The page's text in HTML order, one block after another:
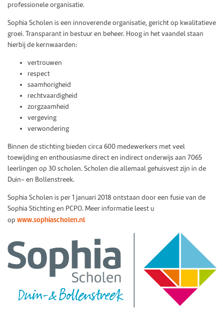
professionele organisatie.
Sophia Scholen is een innoverende organisatie, gericht op kwalitatieve
groei. Transparant in bestuur en beheer. Hoog in het vaandel staan
hierbij de kernwaarden:
vertrouwen
respect
saamhorigheid
rechtvaardigheid
zorgzaamheid
vergeving
verwondering
Binnen de stichting bieden circa 600 medewerkers met veel
toewijding en enthousiasme direct en indirect onderwijs aan 7065
leerlingen op 30 scholen. Scholen die allemaal gehuisvest zijn in de
Duin- en Bollenstreek.
Sophia Scholen is per 1 januari 2018 ontstaan door een fusie van de
Sophia Stichting en PCPO. Meer informatie leest u
op www.sophiascholen.nl